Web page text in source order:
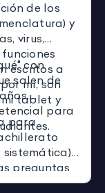
de los
y
virus,
escritos a
mí, son
mi tablet y
con
salen de
para
para
preguntas
curiosos ;).